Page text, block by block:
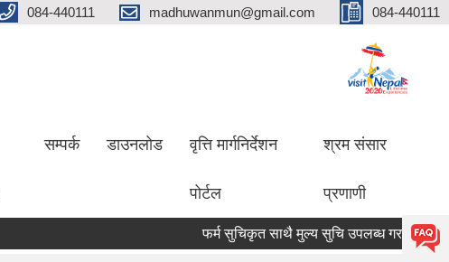
084-440111 madhuwanmun@gmail.com 084-440111
सम्पर्क डाउनलोड वृत्ति मार्गनिर्देशन
पोर्टल
श्रम संसार
प्रणाणी
फर्म सुचिकृत साथै मुल्य सुचि उपलब्ध गराउने सम्बन्धमा